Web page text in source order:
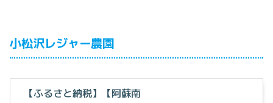
小松沢レジャー農園
【ふるさと納税】【阿蘇南